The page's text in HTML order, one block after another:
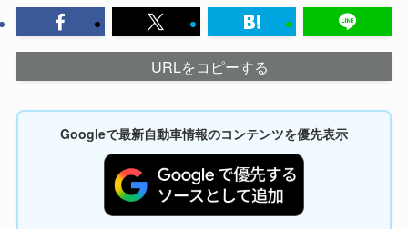
URLをコピーする
Googleで最新自動車情報のコンテンツを優先表示